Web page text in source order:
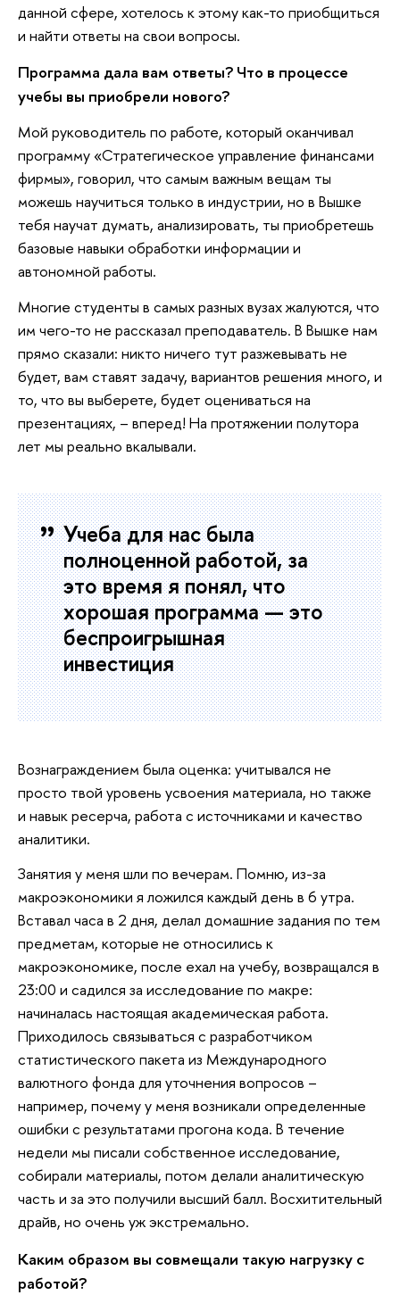
данной сфере, хотелось к этому как-то приобщиться
и найти ответы на свои вопросы.
Программа дала вам ответы? Что в процессе
учебы вы приобрели нового?
Мой руководитель по работе, который оканчивал
программу «Стратегическое управление финансами
фирмы», говорил, что самым важным вещам ты
можешь научиться только в индустрии, но в Вышке
тебя научат думать, анализировать, ты приобретешь
базовые навыки обработки информации и
автономной работы.
Многие студенты в самых разных вузах жалуются, что
им чего-то не рассказал преподаватель. В Вышке нам
прямо сказали: никто ничего тут разжевывать не
будет, вам ставят задачу, вариантов решения много, и
то, что вы выберете, будет оцениваться на
презентациях, – вперед! На протяжении полутора
лет мы реально вкалывали.
Учеба для нас была
полноценной работой, за
это время я понял, что
хорошая программа — это
беспроигрышная
инвестиция
Вознаграждением была оценка: учитывался не
просто твой уровень усвоения материала, но также
и навык ресерча, работа с источниками и качество
аналитики.
Занятия у меня шли по вечерам. Помню, из-за
макроэкономики я ложился каждый день в 6 утра.
Вставал часа в 2 дня, делал домашние задания по тем
предметам, которые не относились к
макроэкономике, после ехал на учебу, возвращался в
23:00 и садился за исследование по макре:
начиналась настоящая академическая работа.
Приходилось связываться с разработчиком
статистического пакета из Международного
валютного фонда для уточнения вопросов –
например, почему у меня возникали определенные
ошибки с результатами прогона кода. В течение
недели мы писали собственное исследование,
собирали материалы, потом делали аналитическую
часть и за это получили высший балл. Восхитительный
драйв, но очень уж экстремально.
Каким образом вы совмещали такую нагрузку с
работой?